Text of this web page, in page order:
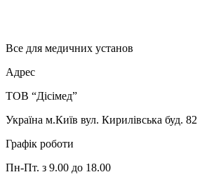
Все для медичних установ
Адрес
ТОВ “Дісімед”
Україна м.Київ вул. Кирилівська буд. 82
Графік роботи
Пн-Пт. з 9.00 до 18.00